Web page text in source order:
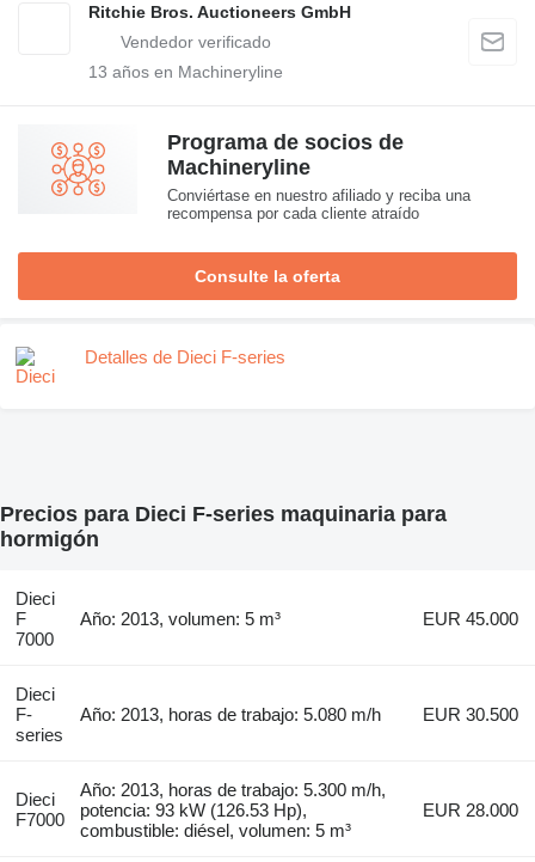
Ritchie Bros. Auctioneers GmbH
13 años en Machineryline
Programa de socios de
Machineryline
Conviértase en nuestro afiliado y reciba una
recompensa por cada cliente atraído
Consulte la oferta
Detalles de Dieci F-series
Precios para Dieci F-series maquinaria para
hormigón
Dieci
F
7000
Año: 2013, volumen: 5 m³ EUR 45.000
Dieci
F-
series
Año: 2013, horas de trabajo: 5.080 m/h EUR 30.500
Dieci
F7000
Año: 2013, horas de trabajo: 5.300 m/h,
potencia: 93 kW (126.53 Hp),
combustible: diésel, volumen: 5 m³
EUR 28.000